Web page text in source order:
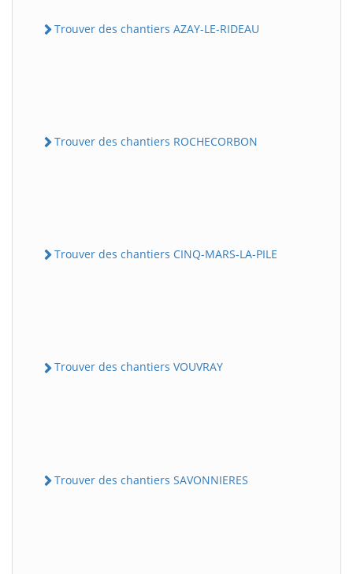
Trouver des chantiers AZAY-LE-RIDEAU
Trouver des chantiers ROCHECORBON
Trouver des chantiers CINQ-MARS-LA-PILE
Trouver des chantiers VOUVRAY
Trouver des chantiers SAVONNIERES